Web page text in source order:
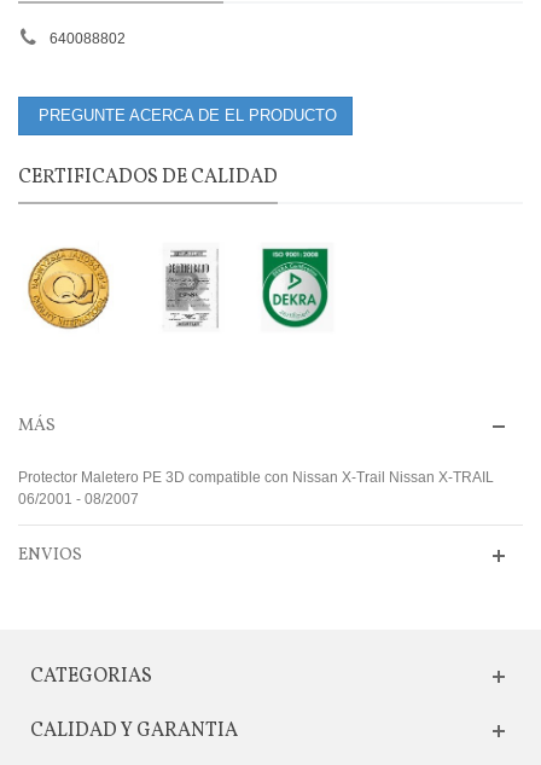
640088802
PREGUNTE ACERCA DE EL PRODUCTO
CERTIFICADOS DE CALIDAD
MÁS
Protector Maletero PE 3D compatible con Nissan X-Trail Nissan X-TRAIL
06/2001 - 08/2007
ENVIOS
CATEGORIAS
CALIDAD Y GARANTIA